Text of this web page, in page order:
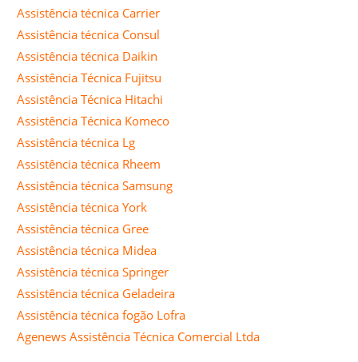
Assistência técnica Carrier
Assistência técnica Consul
Assistência técnica Daikin
Assistência Técnica Fujitsu
Assistência Técnica Hitachi
Assistência Técnica Komeco
Assistência técnica Lg
Assistência técnica Rheem
Assistência técnica Samsung
Assistência técnica York
Assistência técnica Gree
Assistência técnica Midea
Assistência técnica Springer
Assistência técnica Geladeira
Assistência técnica fogão Lofra
Agenews Assistência Técnica Comercial Ltda